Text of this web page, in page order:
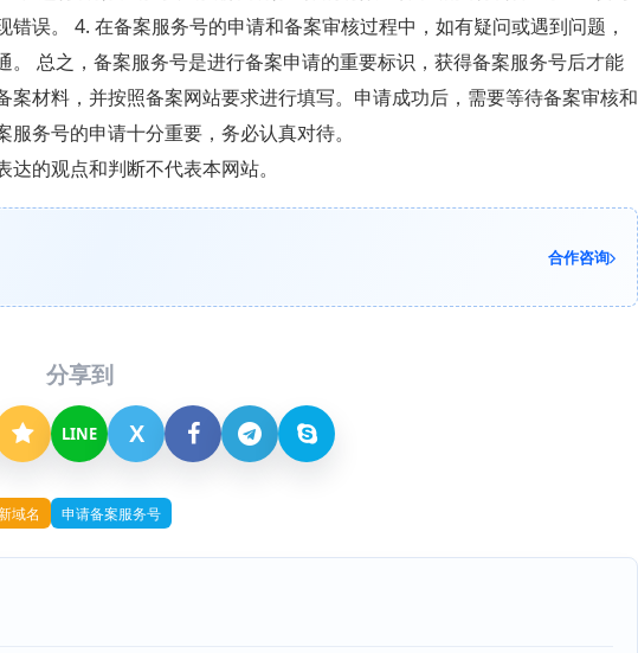
误。 4. 在备案服务号的申请和备案审核过程中，如有疑问或遇到问题，
总之，备案服务号是进行备案申请的重要标识，获得备案服务号后才能
材料，并按照备案网站要求进行填写。申请成功后，需要等待备案审核和
务号的申请十分重要，务必认真对待。
的观点和判断不代表本网站。
合作咨询
分享到
LINE X
域名 申请备案服务号